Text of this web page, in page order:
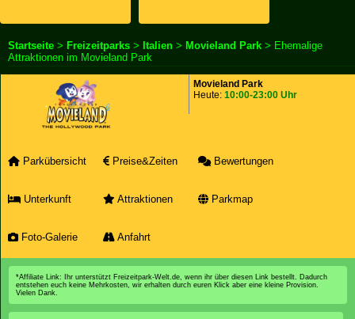
Startseite > Freizeitparks > Italien > Movieland Park > Ehemalige
Attraktionen im Movieland Park
Movieland Park
Heute: 10:00-23:00 Uhr
Parkübersicht Preise&Zeiten Bewertungen
Unterkunft Attraktionen Parkmap
Foto-Galerie Anfahrt
*Affiliate Link: Ihr unterstützt Freizeitpark-Welt.de, wenn ihr über diesen Link bestellt. Dadurch
entstehen euch keine Mehrkosten, wir erhalten durch euren Klick aber eine kleine Provision.
Vielen Dank.